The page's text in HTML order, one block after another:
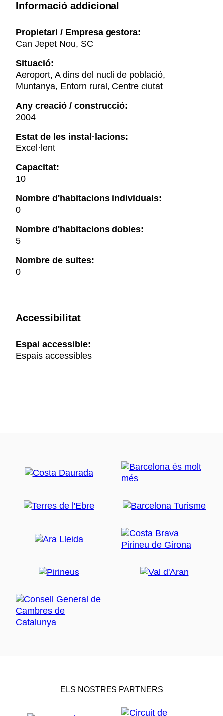
Informació addicional
Propietari / Empresa gestora:
Can Jepet Nou, SC
Situació:
Aeroport, A dins del nucli de població,
Muntanya, Entorn rural, Centre ciutat
Any creació / construcció:
2004
Estat de les instal·lacions:
Excel·lent
Capacitat:
10
Nombre d'habitacions individuals:
0
Nombre d'habitacions dobles:
5
Nombre de suites:
0
Accessibilitat
Espai accessible:
Espais accessibles
ELS NOSTRES PARTNERS